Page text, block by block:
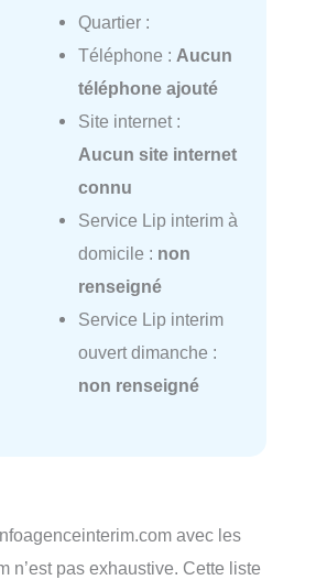
Quartier :
Téléphone : Aucun
téléphone ajouté
Site internet :
Aucun site internet
connu
Service Lip interim à
domicile : non
renseigné
Service Lip interim
ouvert dimanche :
non renseigné
avec les
n’est pas exhaustive. Cette liste